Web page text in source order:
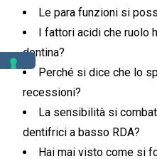
Le para funzioni si
I fattori acidi che ruolo
dentina?
Perché si dice che lo
recessioni?
La sensibilità si
dentifrici a basso RDA?
Hai mai visto come si